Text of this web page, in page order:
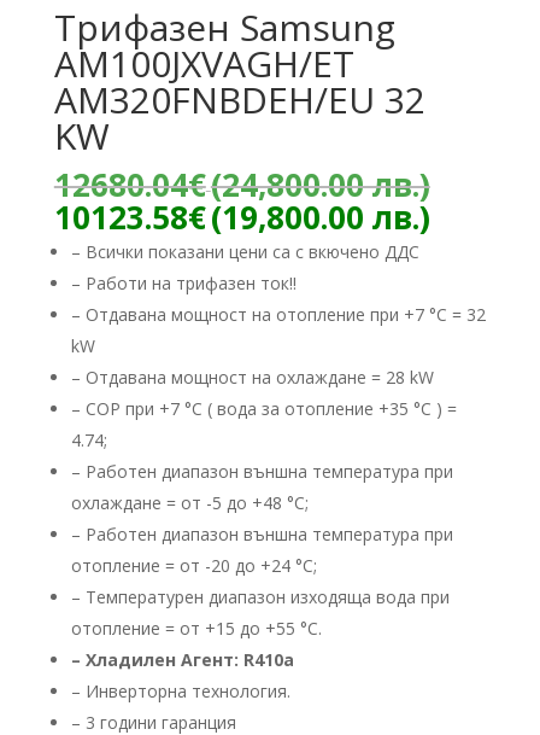
Трифазен Samsung
AM100JXVAGH/ET
AM320FNBDEH/EU 32
KW
12680.04€(24,800.00 лв.)
лв.).
10123.58€(19,800.00 лв.)
– Всички показани цени са с вкючено ДДС
– Работи на трифазен ток!!
– Отдавана мощност на отопление при +7 °C = 32
kW
– Отдавана мощност на охлаждане = 28 kW
– COP при +7 °C ( вода за отопление +35 °C ) =
4.74;
– Работен диапазон външна температура при
охлаждане = от -5 до +48 °C;
– Работен диапазон външна температура при
отопление = от -20 до +24 °C;
– Температурен диапазон изходяща вода при
отопление = от +15 до +55 °C.
– Хладилен Агент: R410a
– ​Инверторна технология.
– 3 години гаранция